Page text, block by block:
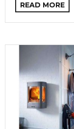
READ MORE